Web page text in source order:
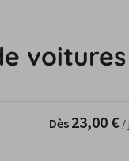
Dès 23,00 € /